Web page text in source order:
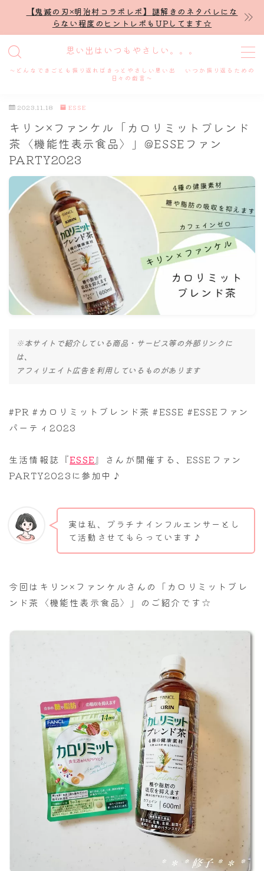
【鬼滅の刃×明治村コラボレポ】謎解きのネタバレにな
らない程度のヒントレポもUPしてます☆
思い出はいつもやさしい。。。
～どんなできごとも振り返ればきっとやさしい思い出 いつか振り返るための
日々の戯言～
MENU
プロフィール
謎解き
ホテル滞在記
舞台・ライブ
名古屋
ナナちゃん人形
2023.11.18 ESSE
キリン×ファンケル「カロリミットブレンド
茶〈機能性表示食品〉」@ESSEファン
PARTY2023
※本サイトで紹介している商品・サービス等の外部リンクに
は、
アフィリエイト広告を利用しているものがあります
#PR #カロリミットブレンド茶 #ESSE #ESSEファン
パーティ2023
生活情報誌『ESSE 』さんが開催する、ESSEファン
PARTY2023に参加中♪
実は私、プラチナインフルエンサーとし
て活動させてもらっています♪
今回はキリン×ファンケルさんの「カロリミットブレ
ンド茶〈機能性表示食品〉」のご紹介です☆